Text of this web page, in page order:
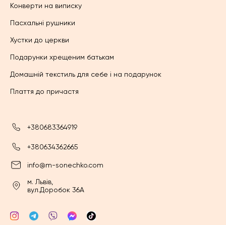
Конверти на виписку
Пасхальні рушники
Хустки до церкви
Подарунки хрещеним батькам
Домашній текстиль для себе і на подарунок
Плаття до причастя
+380683364919
+380634362665
info@m-sonechko.com
м. Львів,
вул.Доробок 36А